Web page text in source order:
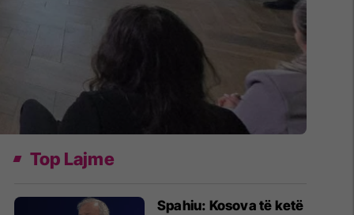
Top Lajme
Spahiu: Kosova të ketë